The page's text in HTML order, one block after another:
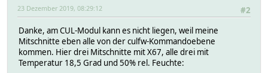
#2
23 Dezember 2019, 08:29:12
Danke, am CUL-Modul kann es nicht liegen, weil meine
Mitschnitte eben alle von der culfw-Kommandoebene
kommen. Hier drei Mitschnitte mit X67, alle drei mit
Temperatur 18,5 Grad und 50% rel. Feuchte: